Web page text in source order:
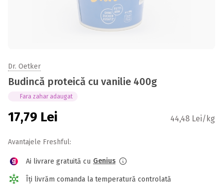
Dr. Oetker
Budincă proteică cu vanilie 400g
Fara zahar adaugat
17,79 Lei 44,48 Lei/kg
Avantajele Freshful:
Ai livrare gratuită cu Genius
Îți livrăm comanda la temperatură controlată